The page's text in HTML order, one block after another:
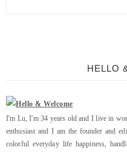
HELLO
I'm Lu, I'm 34 years old and I live in
enthusiast and I am the founder and
colorful everyday life happiness,